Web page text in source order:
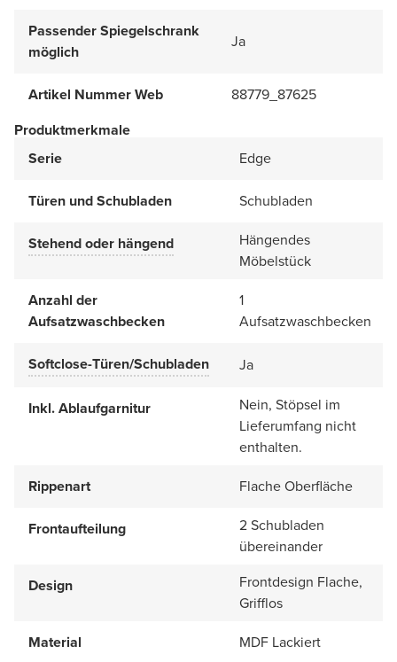
Passender Spiegelschrank
möglich
Ja
Artikel Nummer Web
88779_87625
Produktmerkmale
Serie
Edge
Türen und Schubladen Schubladen
Stehend oder hängend
Hängendes
Möbelstück
Anzahl der
Aufsatzwaschbecken
1
Aufsatzwaschbecken
Softclose-Türen/Schubladen Ja
Inkl. Ablaufgarnitur
Nein, Stöpsel im
Lieferumfang nicht
enthalten.
Rippenart
Flache Oberfläche
Frontaufteilung
2 Schubladen
übereinander
Design
Frontdesign Flache,
Grifflos
Material
MDF Lackiert